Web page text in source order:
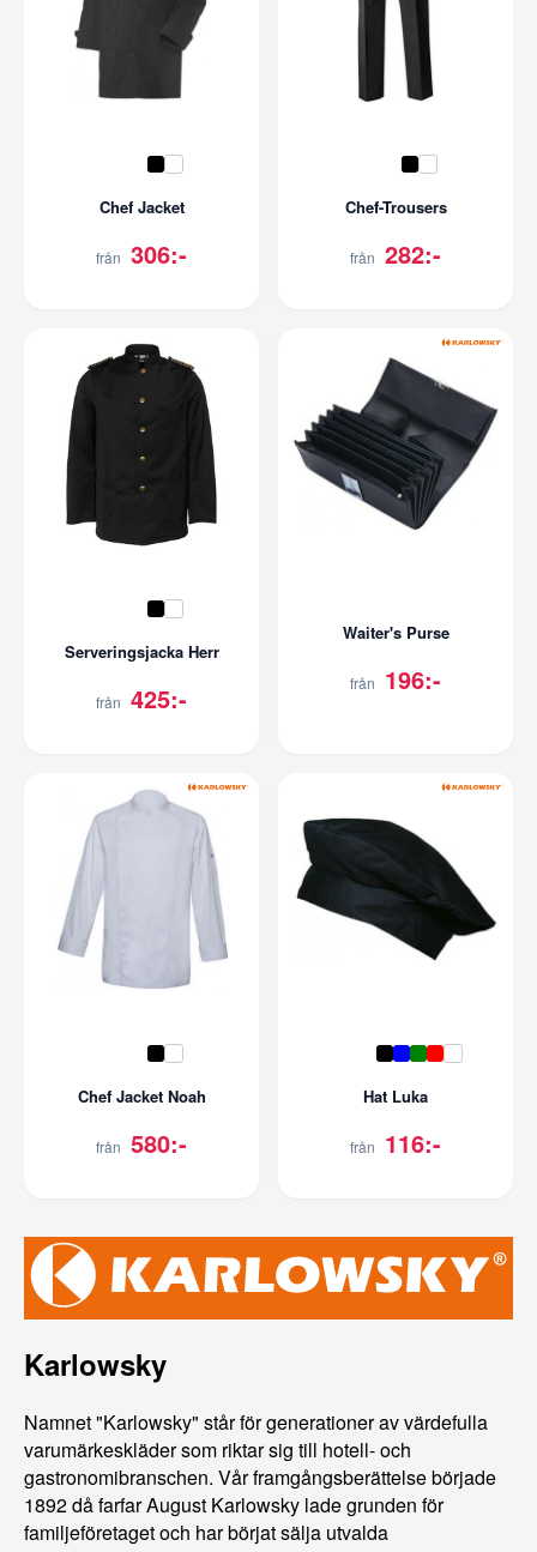
Chef Jacket
från 306:-
Chef-Trousers
från 282:-
Serveringsjacka Herr
från 425:-
Waiter's Purse
från 196:-
Chef Jacket Noah
från 580:-
Hat Luka
från 116:-
Karlowsky
Namnet "Karlowsky" står för generationer av värdefulla
varumärkeskläder som riktar sig till hotell- och
gastronomibranschen. Vår framgångsberättelse började
1892 då farfar August Karlowsky lade grunden för
familjeföretaget och har börjat sälja utvalda